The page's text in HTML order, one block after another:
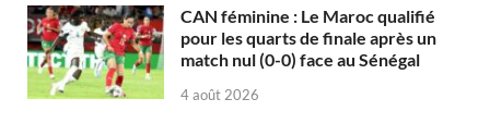
CAN féminine : Le Maroc qualifié
pour les quarts de finale après un
match nul (0-0) face au Sénégal
4 août 2026